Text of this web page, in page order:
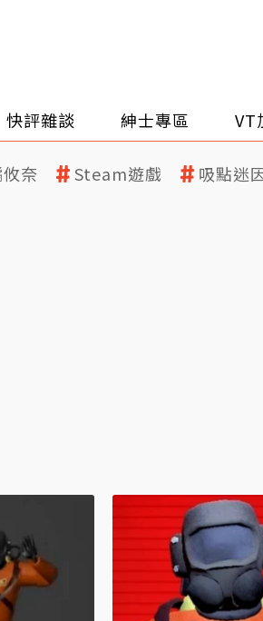
快評雜談 紳士專區 VT
奈 Steam遊戲 吸點迷